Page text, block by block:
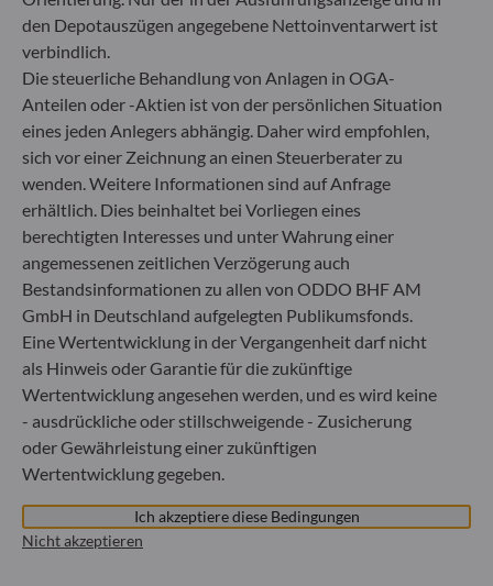
Fondsverwaltungsgesellschaft
Handelsregister : HRB 11971 Amtsgericht Düsseldorf
ODDO BHF Asset Management LUX
6, rue Gabriel Lippmann
L-5365 Munsbach
+352 45 76 76 245
Von der Luxemburger Commission de Surveillance du
Secteur Financier (CSSF) zugelassene
Fondsverwaltungsgesellschaft, Handelsregisternummer: B
29891
Mitteilung zu EU-Sanktionen gegen Russland
In Übereinstimmung mit den von der Europäischen Union
im Zusammenhang mit der Ukraine-Krise verhängten
Sanktionen informieren wir Sie darüber, dass es gemäß den
Bestimmungen der Verordnungen (EU) Nr. 833/2014 und
(EU) Nr. 398/2022 allen russischen und belarussischen
Staatsangehörigen sowie allen natürlichen Personen mit
den Depotauszügen angegebene Nettoinventarwert ist
verbindlich.
Die steuerliche Behandlung von Anlagen in OGA-
Anteilen oder -Aktien ist von der persönlichen Situation
eines jeden Anlegers abhängig. Daher wird empfohlen,
sich vor einer Zeichnung an einen Steuerberater zu
wenden. Weitere Informationen sind auf Anfrage
erhältlich. Dies beinhaltet bei Vorliegen eines
berechtigten Interesses und unter Wahrung einer
angemessenen zeitlichen Verzögerung auch
Bestandsinformationen zu allen von ODDO BHF AM
GmbH in Deutschland aufgelegten Publikumsfonds.
Eine Wertentwicklung in der Vergangenheit darf nicht
als Hinweis oder Garantie für die zukünftige
Wertentwicklung angesehen werden, und es wird keine
- ausdrückliche oder stillschweigende - Zusicherung
oder Gewährleistung einer zukünftigen
Wertentwicklung gegeben.
Ich akzeptiere diese Bedingungen
Nicht akzeptieren